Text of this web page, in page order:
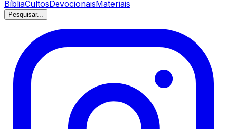
BíbliaCultosDevocionaisMateriais
Pesquisar...